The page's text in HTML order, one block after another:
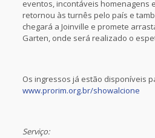
eventos, incontáveis homenagens
retornou às turnês pelo país e
chegará a Joinville e promete
Garten, onde será realizado o
Os ingressos já estão disponíveis
www.prorim.org.br/showalcione
Serviço: